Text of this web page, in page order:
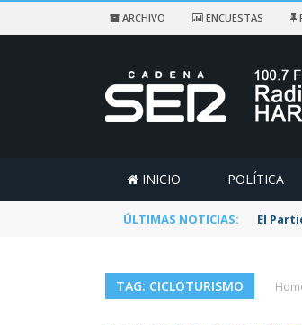
ARCHIVO ENCUESTAS
INICIO POLÍTICA
ÚLTIMAS NOTICIAS: El
TAG: CICLOTURISMO